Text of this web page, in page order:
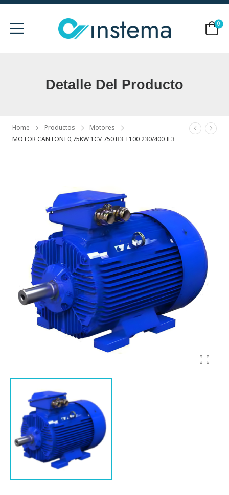
0
Detalle Del Producto
Home Productos
Motores
MOTOR CANTONI 0,75KW 1CV 750 B3 T100 230/400 IE3